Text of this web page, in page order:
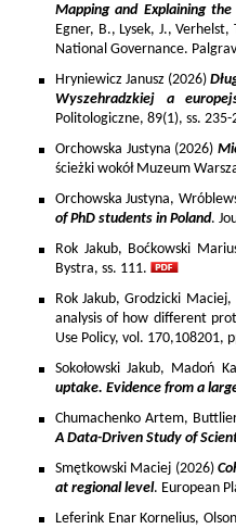
Mapping and Explaining
Egner, B., Lysek, J.,
National Governance.
Hryniewicz Janusz (2026)
Wyszehradzkiej a
Politologiczne, 89(1), ss. 235-
Orchowska Justyna (2026)
ścieżki wokół Muzeum
Orchowska Justyna,
of PhD students in Poland.
Rok Jakub, Boćkowski
Bystra, ss. 111.
Rok Jakub, Grodzicki
analysis of how different
Use Policy, vol. 170,108201,
Sokołowski Jakub, Madoń
uptake. Evidence from a
Chumachenko Artem,
A Data-Driven Study of
Smętkowski Maciej (2026)
at regional level. European
Leferink Enar Kornelius,